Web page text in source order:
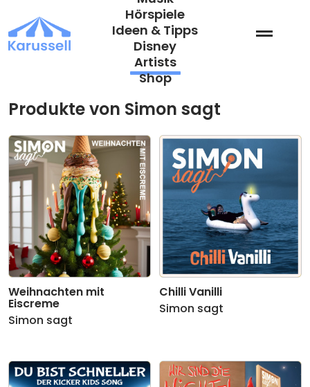
Inhalt
springen
Hörspiele
Ideen & Tipps
Disney
Artists
Shop
Produkte von Simon sagt
Weihnachten mit
Eiscreme
Simon sagt
Chilli Vanilli
Simon sagt